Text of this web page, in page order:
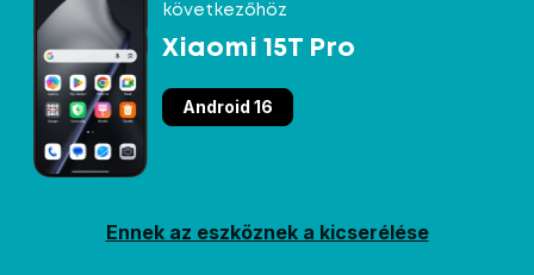
következőhöz
Xiaomi 15T Pro
Android 16
Ennek az eszköznek a kicserélése